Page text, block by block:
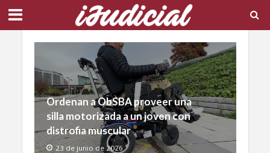
Ordenan a ObSBA proveer una
silla motorizada a un joven con
distrofia muscular
23 de junio de 2026